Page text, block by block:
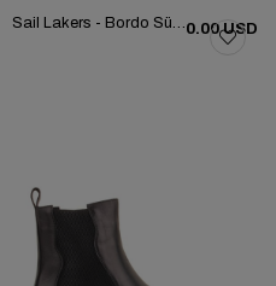
Sail Lakers - Bordo Süet Nakışlı Kadın Çizme 105-5079-0101730.00 USD